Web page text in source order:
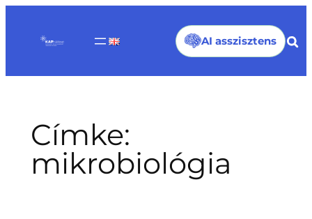
tartalomhoz
AI asszisztens
Címke:
mikrobiológia